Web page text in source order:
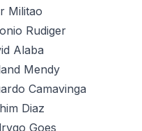
Militao
Rudiger
Alaba
Mendy
Camavinga
Diaz
Goes